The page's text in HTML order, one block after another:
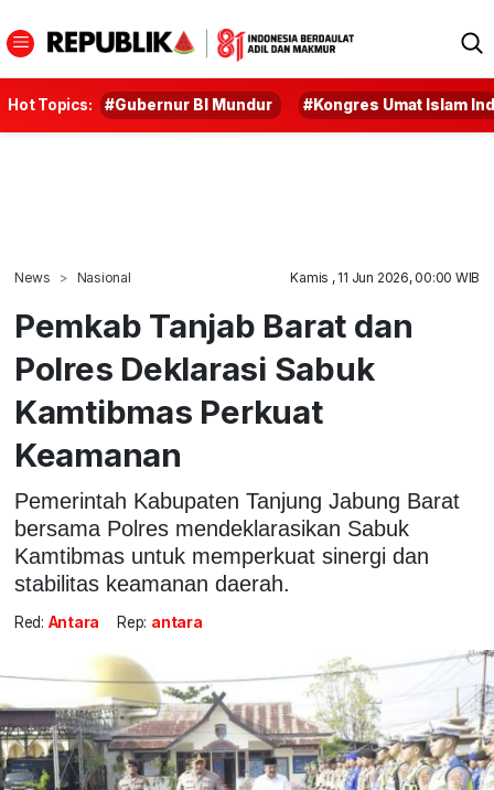
Hot Topics: #Gubernur BI Mundur #Kongres Umat Islam
News Nasional Kamis , 11 Jun 2026, 00:00 WIB
Pemkab Tanjab Barat dan
Polres Deklarasi Sabuk
Kamtibmas Perkuat
Keamanan
Pemerintah Kabupaten Tanjung Jabung Barat
bersama Polres mendeklarasikan Sabuk
Kamtibmas untuk memperkuat sinergi dan
stabilitas keamanan daerah.
Red: Antara Rep: antara